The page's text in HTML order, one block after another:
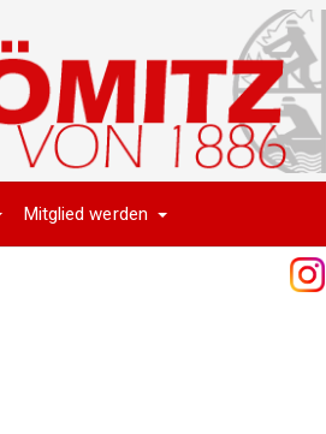
Mitglied werden